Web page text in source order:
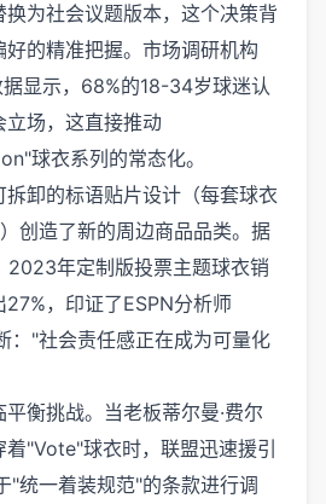
为社会议题版本，这个决策背
的精准把握。市场调研机构
显示，68%的18-34岁球迷认
立场，这直接推动
球衣系列的常态化。
卸的标语贴片设计（每套球衣
创造了新的周边商品品类。据
2023年定制版投票主题球衣销
，印证了ESPN分析师
："社会责任感正在成为可量化
衡挑战。当老板蒂尔曼·费尔
"Vote"球衣时，联盟迅速援引
"统一着装规范"的条款进行调